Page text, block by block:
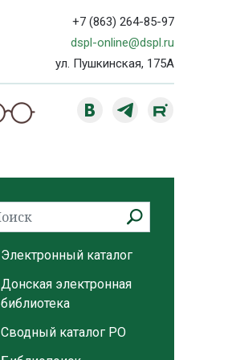
+7 (863) 264-85-97
dspl-online@dspl.ru
ул. Пушкинская, 175А
Электронный каталог
Донская электронная
библиотека
Сводный каталог РО